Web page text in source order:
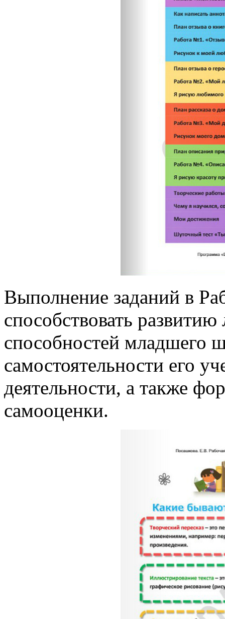
Выполнение заданий в
способствовать
способностей младшего
самостоятельности его
деятельности, а также
самооценки.